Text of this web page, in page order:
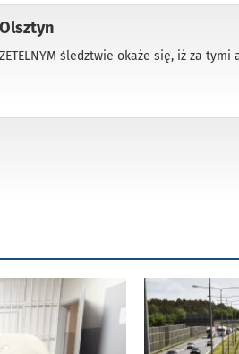
śledztwie okaże się, iż za tymi